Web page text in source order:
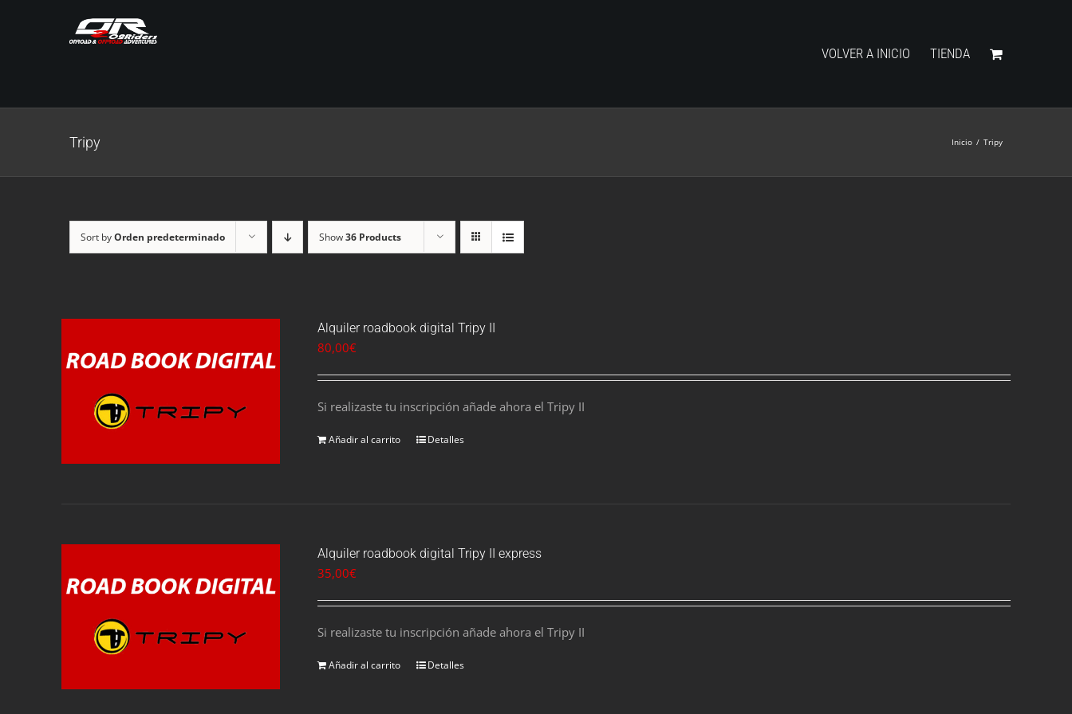
VOLVER A INICIO TIENDA
Tripy Inicio / Tripy
Sort byOrden predeterminado Show36 Products
Alquiler roadbook digital Tripy II
80,00€
Si realizaste tu inscripción añade ahora el Tripy II
Añadir al carrito Detalles
Alquiler roadbook digital Tripy II express
35,00€
Si realizaste tu inscripción añade ahora el Tripy II
Añadir al carrito Detalles